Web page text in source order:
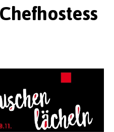
Chefhostess